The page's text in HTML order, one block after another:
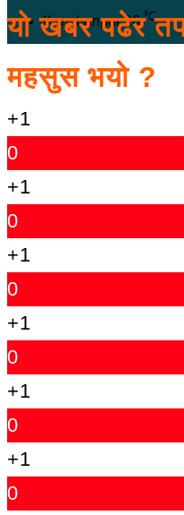
Kanchanpur 26℃
यो खबर पढेर
महसुस भयो ?
+1
0
+1
0
+1
0
+1
0
+1
0
+1
0